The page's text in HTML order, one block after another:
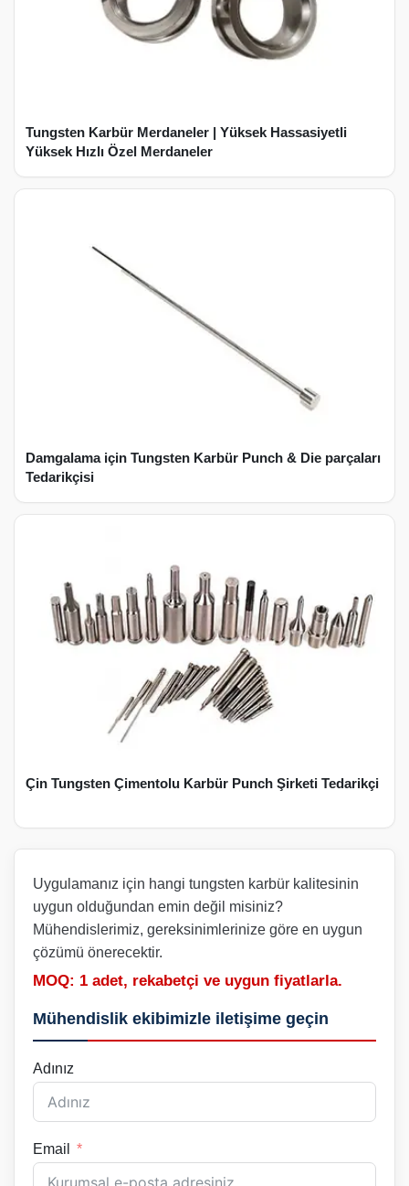
Tungsten Karbür Merdaneler | Yüksek Hassasiyetli
Yüksek Hızlı Özel Merdaneler
Damgalama için Tungsten Karbür Punch & Die parçaları
Tedarikçisi
Çin Tungsten Çimentolu Karbür Punch Şirketi Tedarikçi
Uygulamanız için hangi tungsten karbür kalitesinin
uygun olduğundan emin değil misiniz?
Mühendislerimiz, gereksinimlerinize göre en uygun
çözümü önerecektir.
MOQ: 1 adet, rekabetçi ve uygun fiyatlarla.
Mühendislik ekibimizle iletişime geçin
Adınız
Email